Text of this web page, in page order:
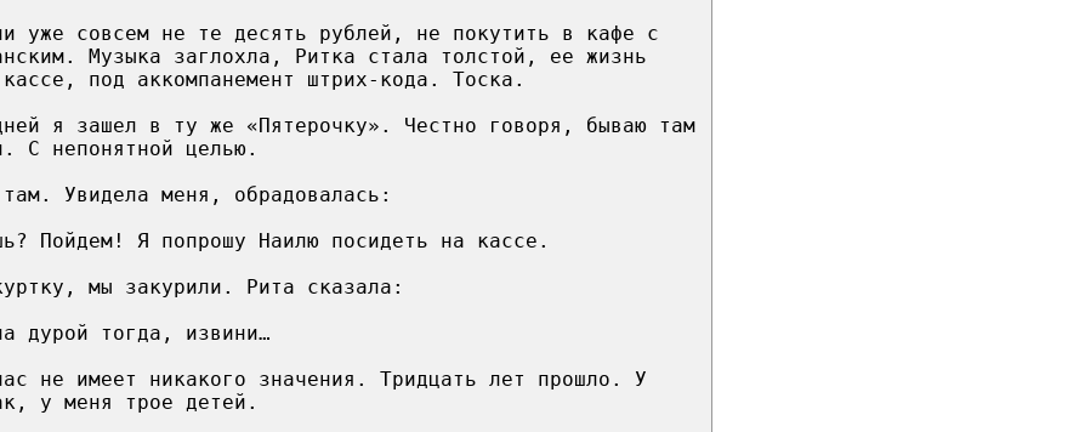
уже совсем не те десять рублей, не покутить в кафе с
Музыка заглохла, Ритка стала толстой, ее жизнь
под аккомпанемент штрих-кода. Тоска.
я зашел в ту же «Пятерочку». Честно говоря, бываю там
С непонятной целью.
Увидела меня, обрадовалась:
Пойдем! Я попрошу Наилю посидеть на кассе.
мы закурили. Рита сказала:
дурой тогда, извини…
не имеет никакого значения. Тридцать лет прошло. У
у меня трое детей.